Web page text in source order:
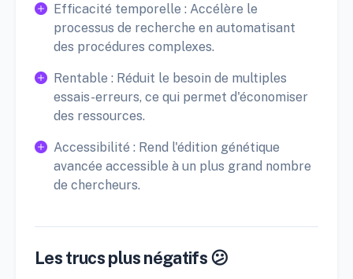
Efficacité temporelle : Accélère le
processus de recherche en automatisant
des procédures complexes.
Rentable : Réduit le besoin de multiples
essais-erreurs, ce qui permet d'économiser
des ressources.
Accessibilité : Rend l'édition génétique
avancée accessible à un plus grand nombre
de chercheurs.
Les trucs plus négatifs 😕